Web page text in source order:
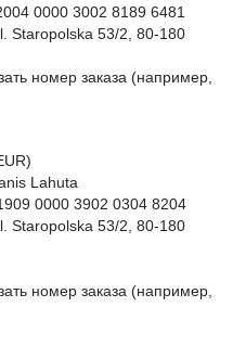
0000 3002 8189 6481
Staropolska 53/2, 80-180
номер заказа (например,
Lahuta
0000 3902 0304 8204
Staropolska 53/2, 80-180
номер заказа (например,